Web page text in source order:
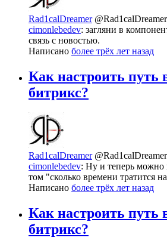
Rad1calDreamer @Rad1calDreamer
cimonlebedev: загляни в
связь с новостью.
Написано более трёх лет назад
Как настроить путь
битрикс?
Rad1calDreamer @Rad1calDreamer
cimonlebedev: Ну и теперь можно
том "сколько времени тратится
Написано более трёх лет назад
Как настроить путь
битрикс?